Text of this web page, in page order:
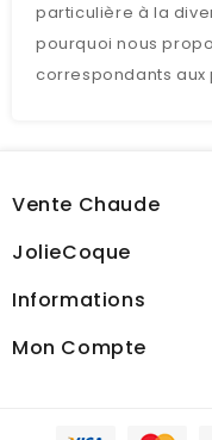
particulière à la
pourquoi nous
correspondants aux
Vente Chaude
JolieCoque
Informations
Mon Compte